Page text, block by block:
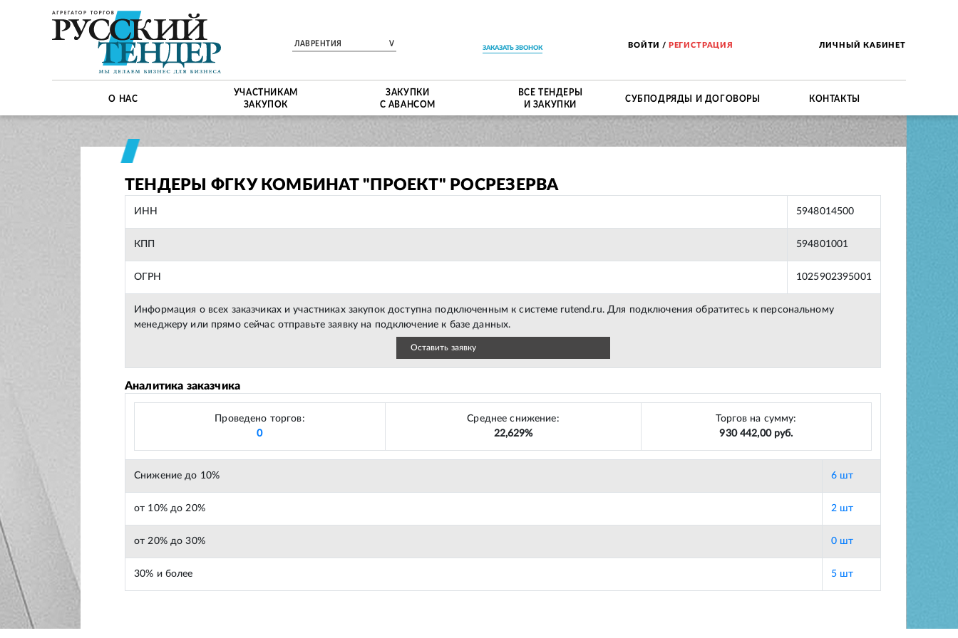
ЛАВРЕНТИЯ V ЗАКАЗАТЬ ЗВОНОК ВОЙТИ / РЕГИСТРАЦИЯ ЛИЧНЫЙ КАБИНЕТ
О НАС
УЧАСТНИКАМ
ЗАКУПОК
ЗАКУПКИ
С АВАНСОМ
ВСЕ ТЕНДЕРЫ
И ЗАКУПКИ
СУБПОДРЯДЫ И ДОГОВОРЫ КОНТАКТЫ
ТЕНДЕРЫ ФГКУ КОМБИНАТ "ПРОЕКТ" РОСРЕЗЕРВА
ИНН 5948014500
КПП 594801001
ОГРН 1025902395001
Информация о всех заказчиках и участниках закупок доступна подключенным к системе rutend.ru. Для подключения обратитесь к персональному
менеджеру или прямо сейчас отправьте заявку на подключение к базе данных.
Оставить заявку
Аналитика заказчика
Проведено торгов:
0
Среднее снижение:
22,629%
Торгов на сумму:
930 442,00 руб.
Снижение до 10% 6 шт
от 10% до 20% 2 шт
от 20% до 30% 0 шт
30% и более 5 шт